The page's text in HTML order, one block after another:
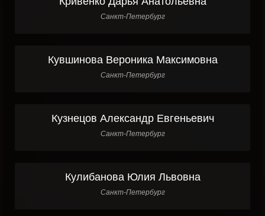
Санкт-Петербург
Кувшинова Вероника Максимовна
Санкт-Петербург
Кузнецов Александр Евгеньевич
Санкт-Петербург
Кулибанова Юлия Львовна
Санкт-Петербург